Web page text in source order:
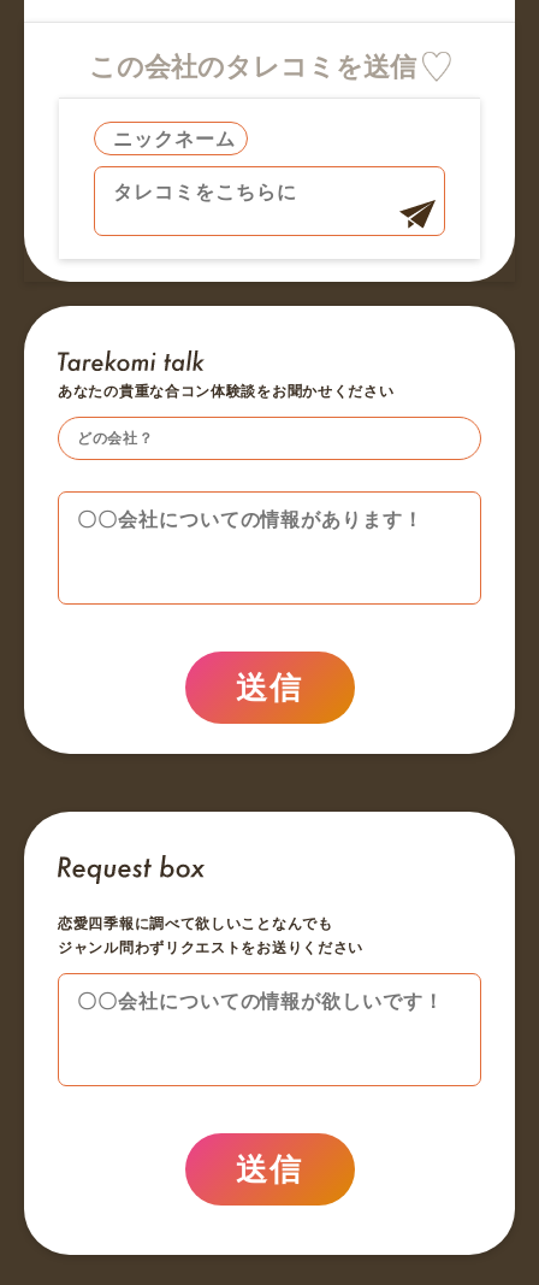
この会社のタレコミを送信
あなたの貴重な合コン体験談をお聞かせください
送信
恋愛四季報に調べて欲しいことなんでも
ジャンル問わずリクエストをお送りください
送信